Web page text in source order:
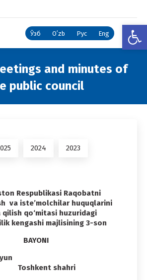
Ўзб Oʻzb Рус Eng
and minutes of
public council
2024 2023
Respublikasi Raqobatni
va iste’molchilar huquqlarini
qilish qo‘mitasi huzuridagi
kengashi majlisining 3-son
BAYONI
yil 26 iyun
Toshkent shahri